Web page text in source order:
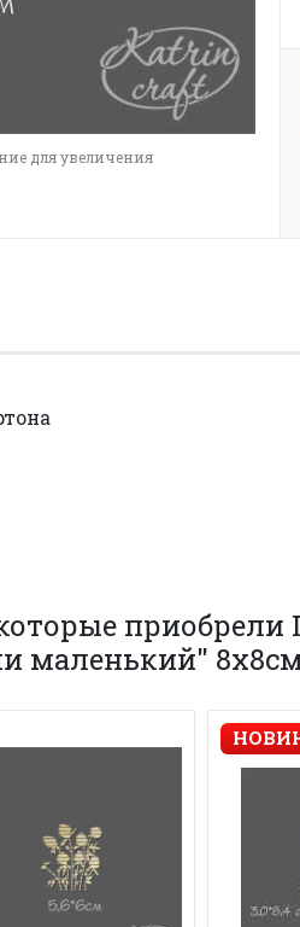
для увеличения
приобрели
маленький"